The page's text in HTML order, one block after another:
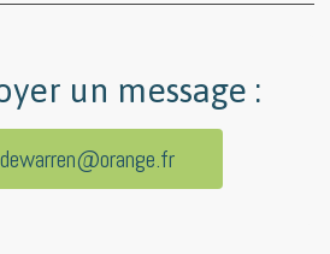
un message :